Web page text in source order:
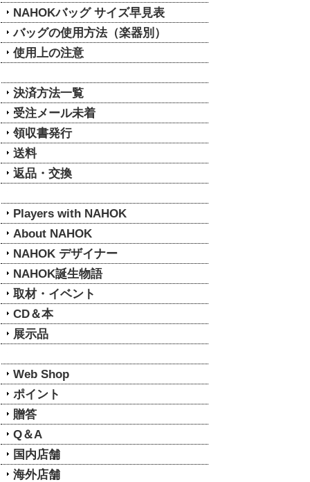
NAHOKバッグ サイズ早見表
バッグの使用方法（楽器別）
使用上の注意
決済方法一覧
受注メール未着
領収書発行
送料
返品・交換
Players with NAHOK
About NAHOK
NAHOK デザイナー
NAHOK誕生物語
取材・イベント
CD＆本
展示品
Web Shop
ポイント
贈答
Q＆A
国内店舗
海外店舗